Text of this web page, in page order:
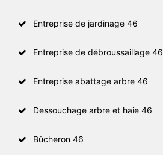
Entreprise de jardinage 46
Entreprise de débroussaillage 46
Entreprise abattage arbre 46
Dessouchage arbre et haie 46
Bûcheron 46